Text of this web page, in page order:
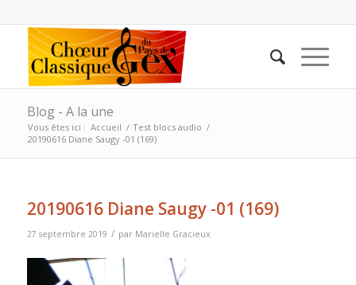
Blog - A la une
Vous êtes ici : Accueil / Test blocs audio /
20190616 Diane Saugy -01 (169)
20190616 Diane Saugy -01 (169)
27 septembre 2019 / par Marielle Gracieux